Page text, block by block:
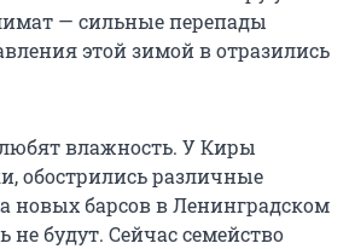
— сильные перепады
этой зимой в отразились
влажность. У Киры
обострились различные
новых барсов в Ленинградском
не будут. Сейчас семейство